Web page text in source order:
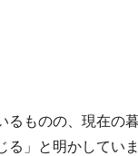
るものの、現在の
る」と明かしていま